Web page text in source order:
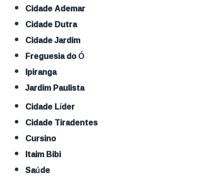
Cidade Ademar
Cidade Dutra
Cidade Jardim
Freguesia do Ó
Ipiranga
Jardim Paulista
Cidade Líder
Cidade Tiradentes
Cursino
Itaim Bibi
Saúde